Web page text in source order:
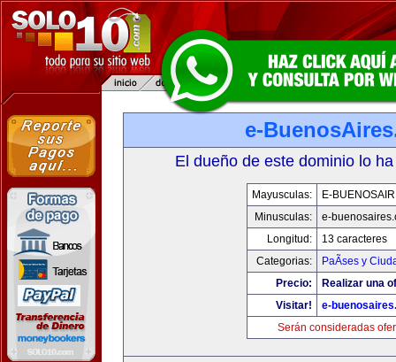
e-
El dueño de este dominio lo
Mayusculas:
E-
Minusculas:
e-
Longitud:
13 caracteres
Categorias:
PaÃ­ses y
Precio:
Realizar una
Visitar!
e-
Serán consideradas